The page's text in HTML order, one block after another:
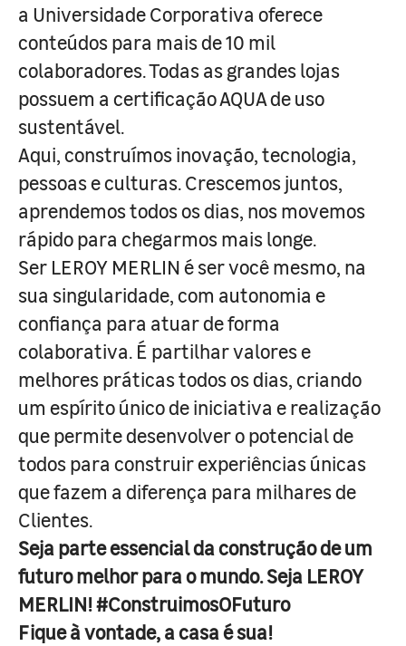
a Universidade Corporativa oferece
conteúdos para mais de 10 mil
colaboradores. Todas as grandes lojas
possuem a certificação AQUA de uso
sustentável.
Aqui, construímos inovação, tecnologia,
pessoas e culturas. Crescemos juntos,
aprendemos todos os dias, nos movemos
rápido para chegarmos mais longe.
Ser LEROY MERLIN é ser você mesmo, na
sua singularidade, com autonomia e
confiança para atuar de forma
colaborativa. É partilhar valores e
melhores práticas todos os dias, criando
um espírito único de iniciativa e realização
que permite desenvolver o potencial de
todos para construir experiências únicas
que fazem a diferença para milhares de
Clientes.
Seja parte essencial da construção de um
futuro melhor para o mundo. Seja LEROY
MERLIN! #ConstruimosOFuturo
Fique à vontade, a casa é sua!